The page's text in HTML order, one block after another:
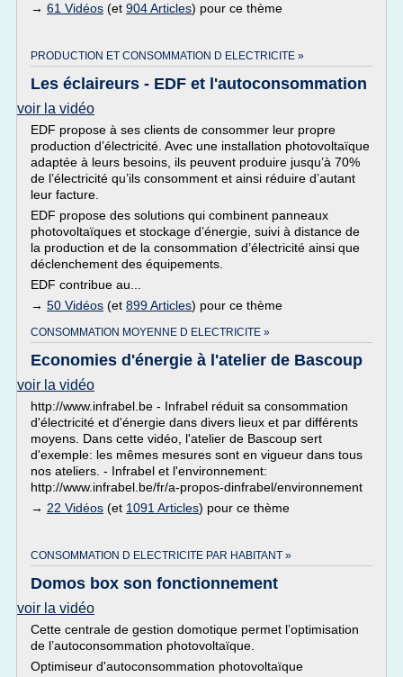
→ 61 Vidéos (et 904 Articles) pour ce thème
PRODUCTION ET CONSOMMATION D ELECTRICITE »
Les éclaireurs - EDF et l'autoconsommation
voir la vidéo
EDF propose à ses clients de consommer leur propre
production d’électricité. Avec une installation photovoltaïque
adaptée à leurs besoins, ils peuvent produire jusqu’à 70%
de l’électricité qu’ils consomment et ainsi réduire d’autant
leur facture.
EDF propose des solutions qui combinent panneaux
photovoltaïques et stockage d’énergie, suivi à distance de
la production et de la consommation d’électricité ainsi que
déclenchement des équipements.
EDF contribue au...
→ 50 Vidéos (et 899 Articles) pour ce thème
CONSOMMATION MOYENNE D ELECTRICITE »
Economies d'énergie à l'atelier de Bascoup
voir la vidéo
http://www.infrabel.be - Infrabel réduit sa consommation
d'électricité et d'énergie dans divers lieux et par différents
moyens. Dans cette vidéo, l'atelier de Bascoup sert
d'exemple: les mêmes mesures sont en vigueur dans tous
nos ateliers. - Infrabel et l'environnement:
http://www.infrabel.be/fr/a-propos-dinfrabel/environnement
→ 22 Vidéos (et 1091 Articles) pour ce thème
CONSOMMATION D ELECTRICITE PAR HABITANT »
Domos box son fonctionnement
voir la vidéo
Cette centrale de gestion domotique permet l’optimisation
de l’autoconsommation photovoltaïque.
Optimiseur d'autoconsommation photovoltaïque